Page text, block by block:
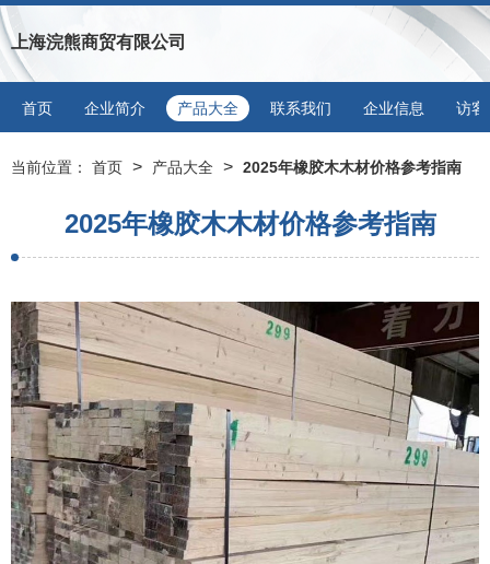
上海浣熊商贸有限公司
首页 企业简介 产品大全 联系我们 企业信息 访客
当前位置： 首页 > 产品大全 > 2025年橡胶木木材价格参考指南
2025年橡胶木木材价格参考指南